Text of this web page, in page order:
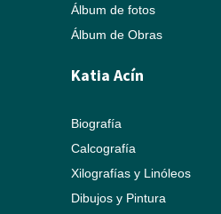
Álbum de fotos
Álbum de Obras
Katia Acín
Biografía
Calcografía
Xilografías y Linóleos
Dibujos y Pintura